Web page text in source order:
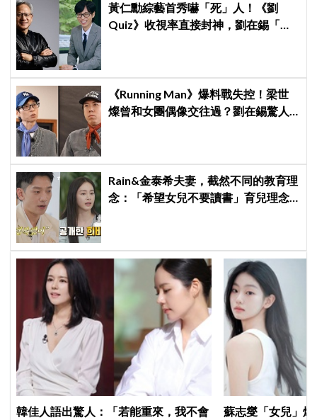
黃仁勳綜藝首秀嚇「死」人！《劉
Quiz》收視率直接封神，劉在錫「MC
《Running Man》爆料戰失控！梁世
燦曾和女團偶像交往過？劉在錫驚人
Rain&金泰希夫妻，截然不同的教育理
念：「希望女兒不要讀書」育兒理念
韓佳人語出驚人：「若能重來，我不會
蘇志燮「女兒」